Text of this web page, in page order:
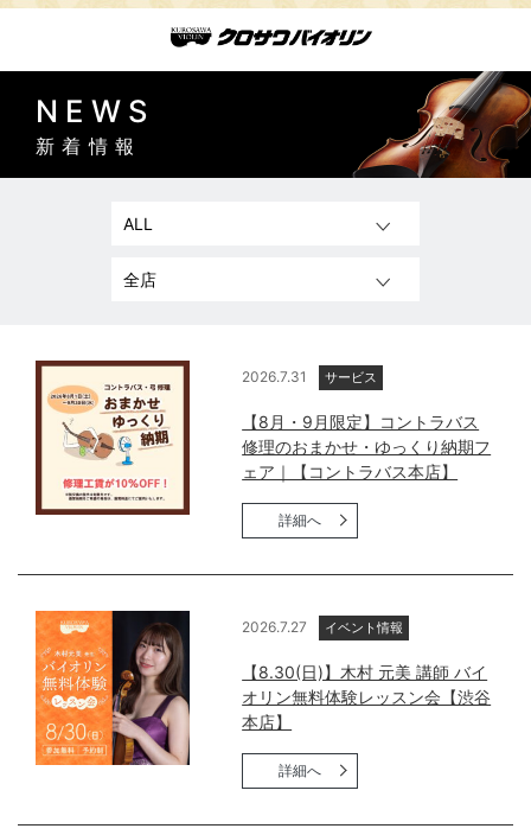
NEWS
新着情報
2026.7.31 サービス
【8月・9月限定】コントラバス
修理のおまかせ・ゆっくり納期フ
ェア｜【コントラバス本店】
詳細へ
2026.7.27 イベント情報
【8.30(日)】木村 元美 講師 バイ
オリン無料体験レッスン会【渋谷
本店】
詳細へ